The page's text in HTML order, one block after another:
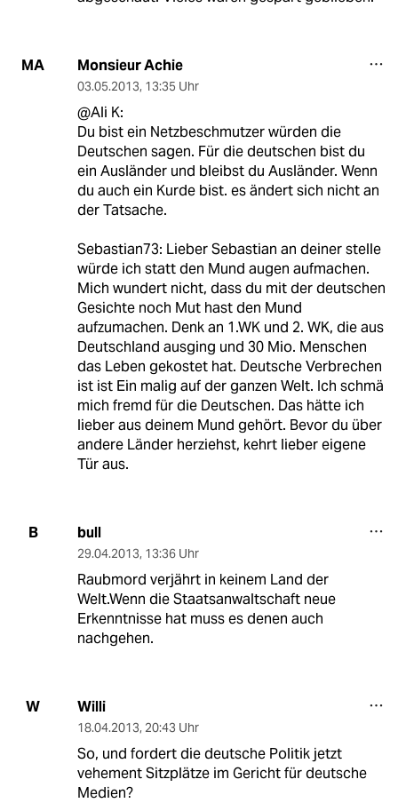
MA Monsieur Achie
03.05.2013, 13:35 Uhr
@Ali K:
Du bist ein Netzbeschmutzer würden die
Deutschen sagen. Für die deutschen bist du
ein Ausländer und bleibst du Ausländer. Wenn
du auch ein Kurde bist. es ändert sich nicht an
der Tatsache.
Sebastian73: Lieber Sebastian an deiner stelle
würde ich statt den Mund augen aufmachen.
Mich wundert nicht, dass du mit der deutschen
Gesichte noch Mut hast den Mund
aufzumachen. Denk an 1.WK und 2. WK, die aus
Deutschland ausging und 30 Mio. Menschen
das Leben gekostet hat. Deutsche Verbrechen
ist ist Ein malig auf der ganzen Welt. Ich schmä
mich fremd für die Deutschen. Das hätte ich
lieber aus deinem Mund gehört. Bevor du über
andere Länder herziehst, kehrt lieber eigene
Tür aus.
B bull
29.04.2013, 13:36 Uhr
Raubmord verjährt in keinem Land der
Welt.Wenn die Staatsanwaltschaft neue
Erkenntnisse hat muss es denen auch
nachgehen.
W Willi
18.04.2013, 20:43 Uhr
So, und fordert die deutsche Politik jetzt
vehement Sitzplätze im Gericht für deutsche
Medien?